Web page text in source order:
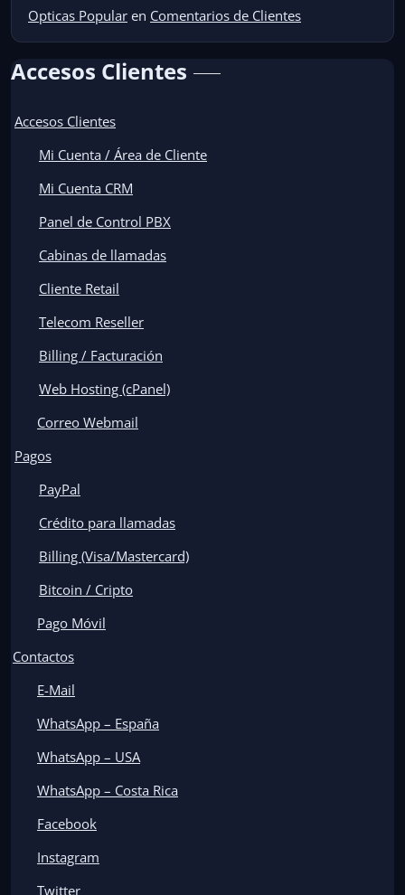
Opticas Popular en Comentarios de Clientes
Accesos Clientes
Accesos Clientes
Mi Cuenta / Área de Cliente
Mi Cuenta CRM
Panel de Control PBX
Cabinas de llamadas
Cliente Retail
Telecom Reseller
Billing / Facturación
Web Hosting (cPanel)
Correo Webmail
Pagos
PayPal
Crédito para llamadas
Billing (Visa/Mastercard)
Bitcoin / Cripto
Pago Móvil
Contactos
E-Mail
WhatsApp – España
WhatsApp – USA
WhatsApp – Costa Rica
Facebook
Instagram
Twitter